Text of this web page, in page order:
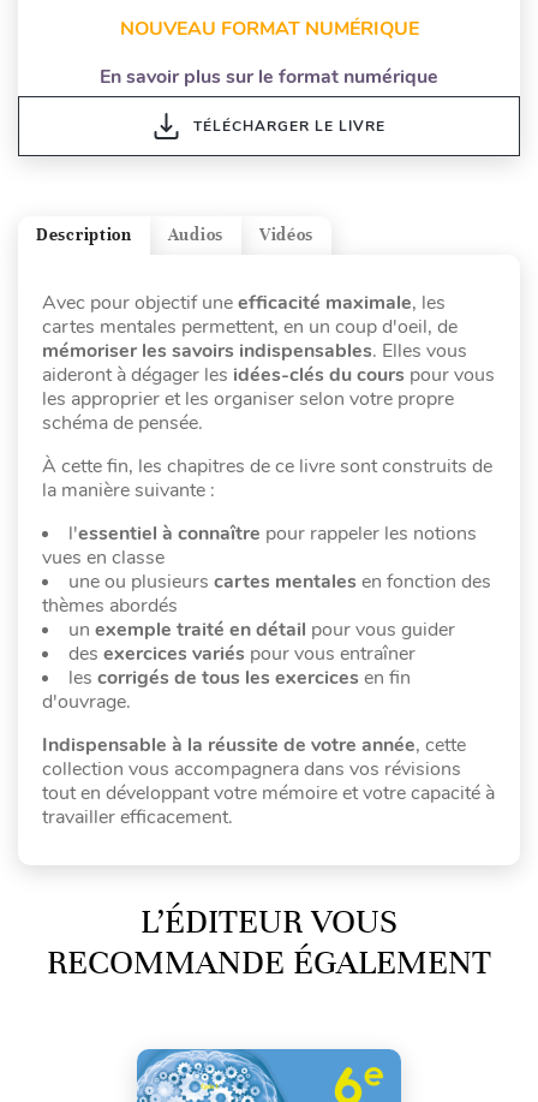
NOUVEAU FORMAT NUMÉRIQUE
En savoir plus sur le format numérique
TÉLÉCHARGER LE LIVRE
Vidéos
Audios
Description
Avec pour objectif uneefficacité maximale, les
cartes mentales permettent, en un coup d'oeil, de
mémoriser les savoirs indispensables. Elles vous
aideront à dégager les idées-clés du cours pour vous
les approprier et les organiser selon votre propre
schéma de pensée.
À cette fin, les chapitres de ce livre sont construits de
la manière suivante :
l'essentiel à connaître pour rappeler les notions
vues en classe
une ou plusieurs cartes mentales en fonction des
thèmes abordés
un exemple traité en détail pour vous guider
des exercices variés pour vous entraîner
les corrigés de tous les exercices en fin
d'ouvrage.
Indispensable à la réussite de votre année, cette
collection vous accompagnera dans vos révisions
tout en développant votre mémoire et votre capacité à
travailler efficacement.
L’ÉDITEUR VOUS
RECOMMANDE ÉGALEMENT